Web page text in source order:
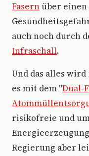
Fasernüber
auch noch durch
Infraschall.
Und das alles
es mit dem "Dual-
risikofreie und
Regierung aber